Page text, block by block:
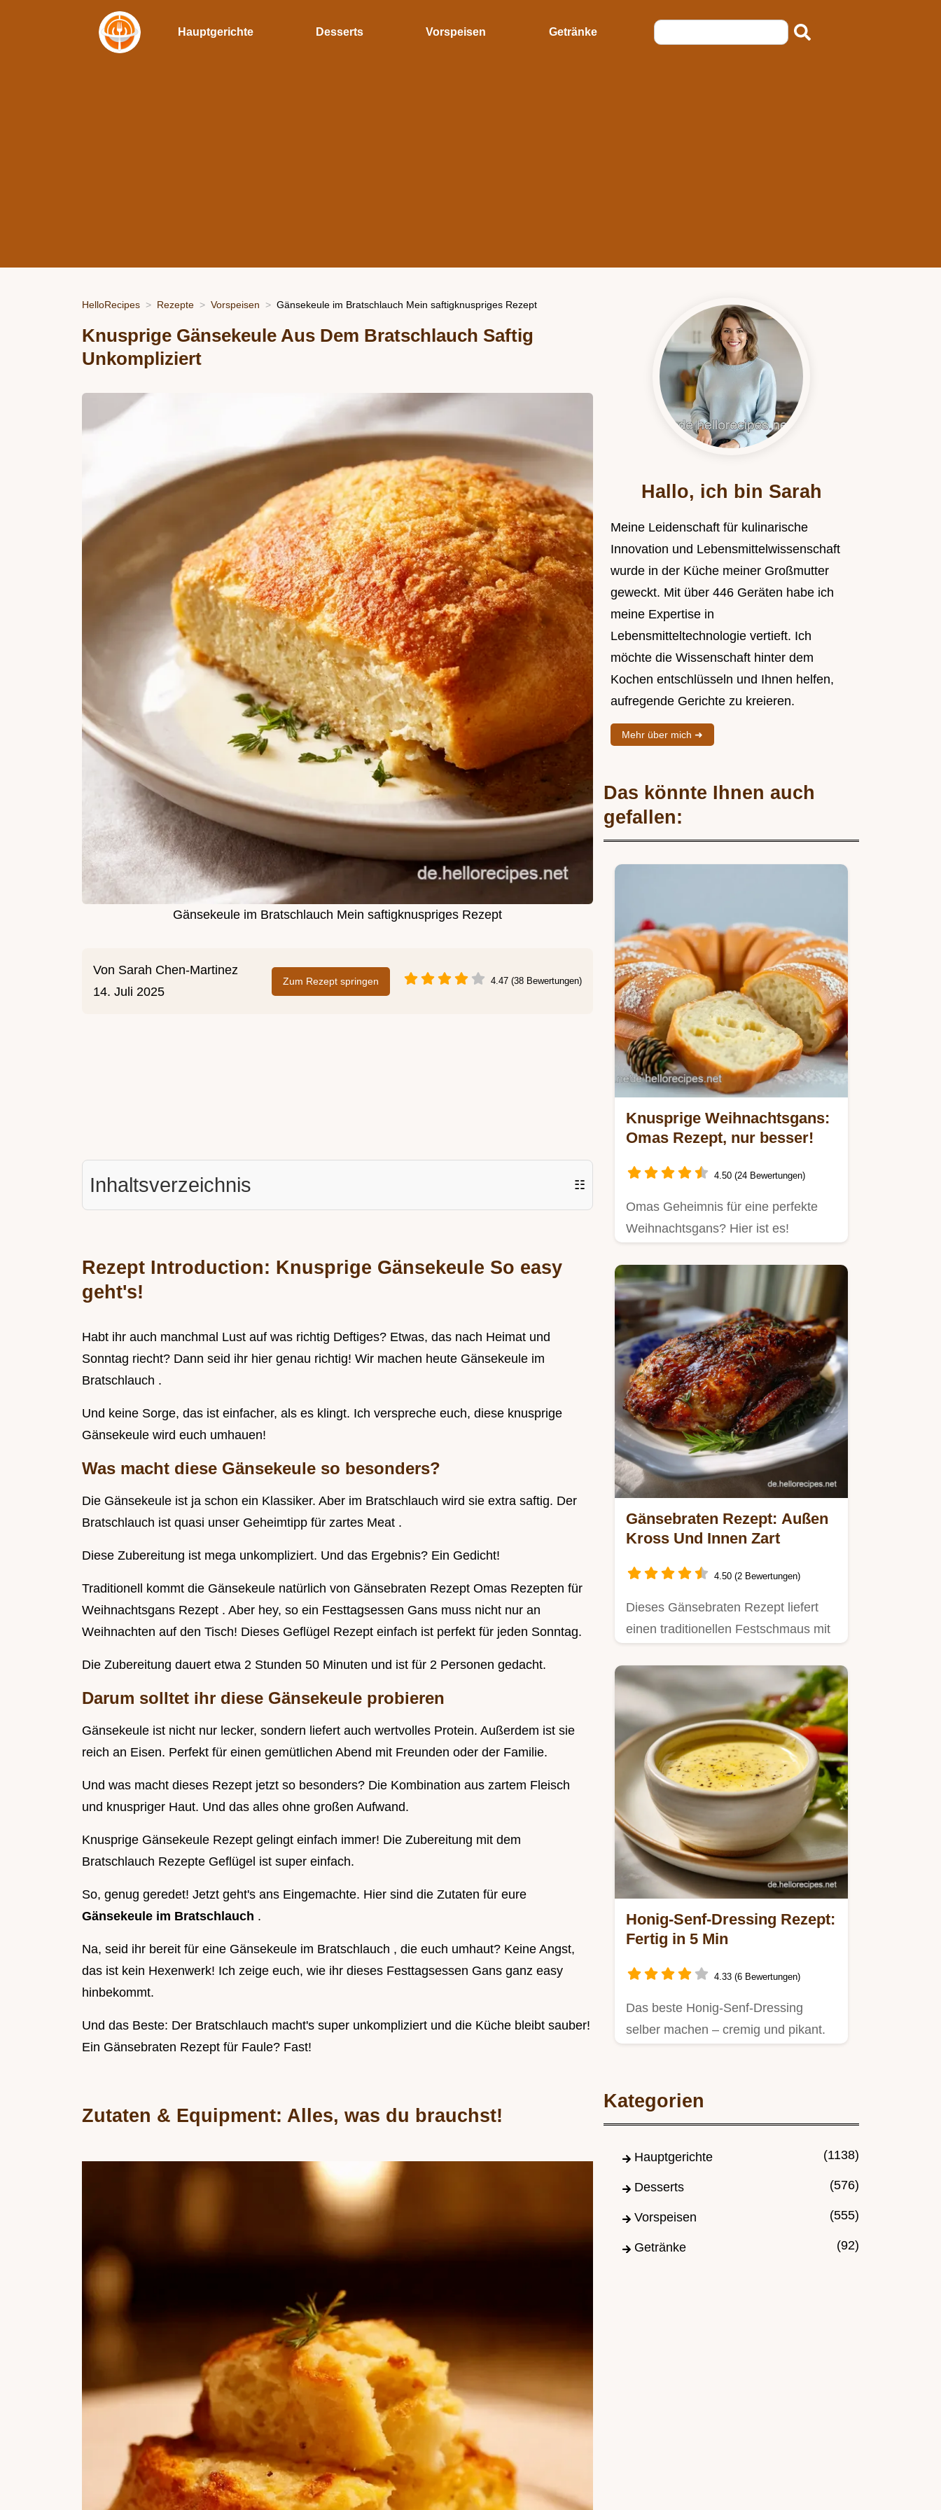
Hauptgerichte Desserts Vorspeisen Getränke
HelloRecipes Rezepte Vorspeisen Gänsekeule im Bratschlauch Mein saftigknuspriges Rezept
Knusprige Gänsekeule Aus Dem Bratschlauch Saftig
Unkompliziert
Gänsekeule im Bratschlauch Mein saftigknuspriges Rezept
Von Sarah Chen-Martinez
14. Juli 2025
Zum Rezept springen 4.47 (38 Bewertungen)
Inhaltsverzeichnis ☷
Rezept Introduction: Knusprige Gänsekeule So easy
geht's!
Habt ihr auch manchmal Lust auf was richtig Deftiges? Etwas, das nach Heimat und
Sonntag riecht? Dann seid ihr hier genau richtig! Wir machen heute Gänsekeule im
Bratschlauch .
Und keine Sorge, das ist einfacher, als es klingt. Ich verspreche euch, diese knusprige
Gänsekeule wird euch umhauen!
Was macht diese Gänsekeule so besonders?
Die Gänsekeule ist ja schon ein Klassiker. Aber im Bratschlauch wird sie extra saftig. Der
Bratschlauch ist quasi unser Geheimtipp für zartes Meat .
Diese Zubereitung ist mega unkompliziert. Und das Ergebnis? Ein Gedicht!
Traditionell kommt die Gänsekeule natürlich von Gänsebraten Rezept Omas Rezepten für
Weihnachtsgans Rezept . Aber hey, so ein Festtagsessen Gans muss nicht nur an
Weihnachten auf den Tisch! Dieses Geflügel Rezept einfach ist perfekt für jeden Sonntag.
Die Zubereitung dauert etwa 2 Stunden 50 Minuten und ist für 2 Personen gedacht.
Darum solltet ihr diese Gänsekeule probieren
Gänsekeule ist nicht nur lecker, sondern liefert auch wertvolles Protein. Außerdem ist sie
reich an Eisen. Perfekt für einen gemütlichen Abend mit Freunden oder der Familie.
Und was macht dieses Rezept jetzt so besonders? Die Kombination aus zartem Fleisch
und knuspriger Haut. Und das alles ohne großen Aufwand.
Knusprige Gänsekeule Rezept gelingt einfach immer! Die Zubereitung mit dem
Bratschlauch Rezepte Geflügel ist super einfach.
So, genug geredet! Jetzt geht's ans Eingemachte. Hier sind die Zutaten für eure
Gänsekeule im Bratschlauch .
Na, seid ihr bereit für eine Gänsekeule im Bratschlauch , die euch umhaut? Keine Angst,
das ist kein Hexenwerk! Ich zeige euch, wie ihr dieses Festtagsessen Gans ganz easy
hinbekommt.
Und das Beste: Der Bratschlauch macht's super unkompliziert und die Küche bleibt sauber!
Ein Gänsebraten Rezept für Faule? Fast!
Zutaten & Equipment: Alles, was du brauchst!
Hallo, ich bin Sarah
Meine Leidenschaft für kulinarische
Innovation und Lebensmittelwissenschaft
wurde in der Küche meiner Großmutter
geweckt. Mit über 446 Geräten habe ich
meine Expertise in
Lebensmitteltechnologie vertieft. Ich
möchte die Wissenschaft hinter dem
Kochen entschlüsseln und Ihnen helfen,
aufregende Gerichte zu kreieren.
Mehr über mich ➜
Das könnte Ihnen auch
gefallen:
Knusprige Weihnachtsgans:
Omas Rezept, nur besser!
4.50 (24 Bewertungen)
Omas Geheimnis für eine perfekte
Weihnachtsgans? Hier ist es!
Gänsebraten Rezept: Außen
Kross Und Innen Zart
4.50 (2 Bewertungen)
Dieses Gänsebraten Rezept liefert
einen traditionellen Festschmaus mit
Honig-Senf-Dressing Rezept:
Fertig in 5 Min
4.33 (6 Bewertungen)
Das beste Honig-Senf-Dressing
selber machen – cremig und pikant.
Kategorien
Hauptgerichte (1138)
Desserts (576)
Vorspeisen (555)
Getränke (92)